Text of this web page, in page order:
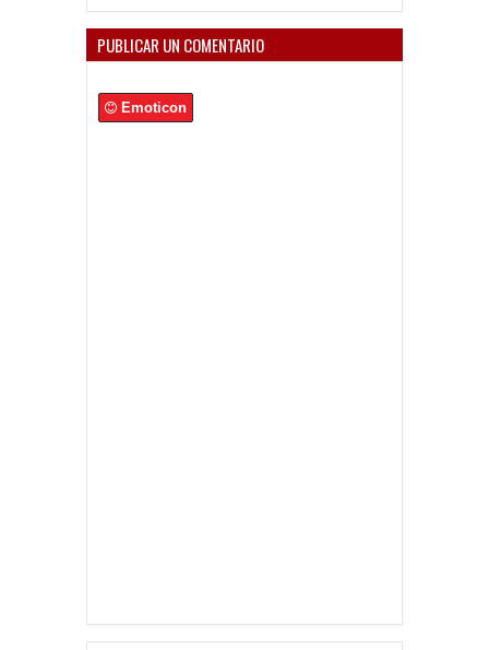
PUBLICAR UN COMENTARIO
Emoticon